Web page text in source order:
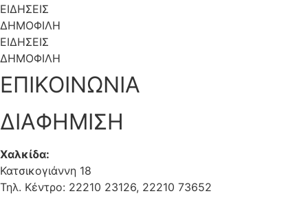
Ήταν μαραγκός και αξιοποίησε το ταλέντο του για να
αποσπάσει την προσοχή των παιδιών από την απώλεια […]
ΕΙΔΗΣΕΙΣ
ΔΗΜΟΦΙΛΗ
ΕΙΔΗΣΕΙΣ
ΔΗΜΟΦΙΛΗ
ΕΠΙΚΟΙΝΩΝΙΑ
ΔΙΑΦΗΜΙΣΗ
Χαλκίδα:
Κατσικογιάννη 18
Τηλ. Κέντρο: 22210 23126, 22210 73652